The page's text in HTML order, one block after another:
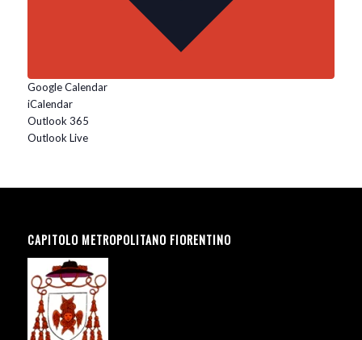
Google Calendar
iCalendar
Outlook 365
Outlook Live
CAPITOLO METROPOLITANO FIORENTINO